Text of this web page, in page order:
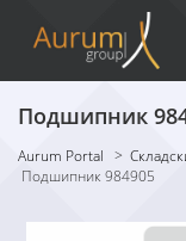
Подшипник
Aurum Portal >
Подшипник 984905